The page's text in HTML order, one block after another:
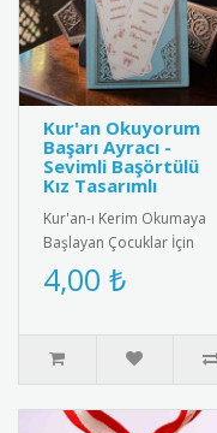
Kur'an Okuyorum
Başarı Ayracı -
Sevimli Başörtülü
Kız Tasarımlı
Kur'an-ı Kerim Okumaya
Başlayan Çocuklar İçin
Anlamlı Bir Hediye: Sevimli
Başörtülü Kız Tasarımlı Ku..
4,00 ₺